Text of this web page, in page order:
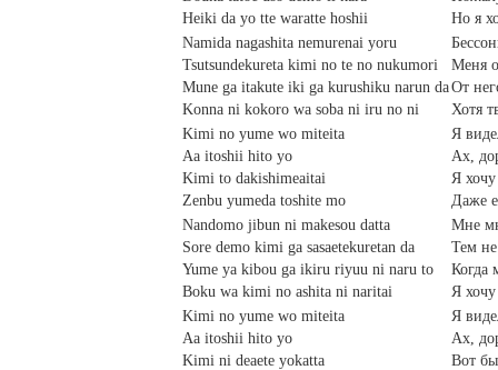
Heiki da yo tte waratte hoshii
Но я
Namida nagashita nemurenai yoru
Tsutsundekureta kimi no te no nukumori
Mune ga itakute iki ga kurushiku narun da
Konna ni kokoro wa soba ni iru no ni
Меня
От
Хотя
Kimi no yume wo miteita
Aa itoshii hito yo
Kimi to dakishimeaitai
Zenbu yumeda toshite mo
Я
Ах,
Я хочу
Даже
Nandomo jibun ni makesou datta
Sore demo kimi ga sasaetekuretan da
Yume ya kibou ga ikiru riyuu ni naru to
Boku wa kimi no ashita ni naritai
Мне
Тем
Когда
Я хочу
Kimi no yume wo miteita
Aa itoshii hito yo
Kimi ni deaete yokatta
Я
Ах,
Вот бы